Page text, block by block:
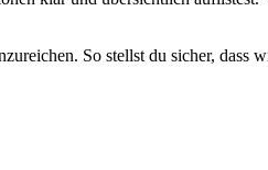
So stellst du sicher, dass